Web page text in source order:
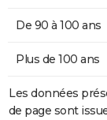
De 90 à 100 ans
Plus de 100 ans
Les données
de page sont